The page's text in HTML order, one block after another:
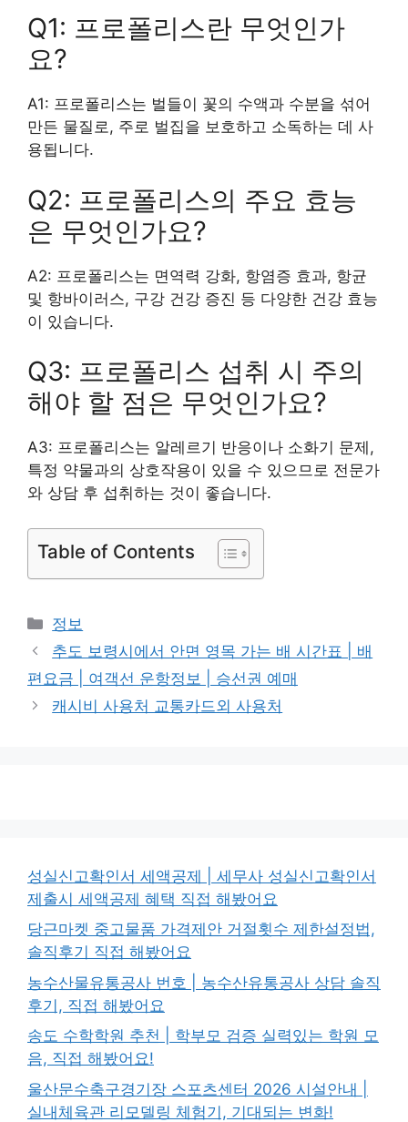
Q1: 프로폴리스란 무엇인가
요?
A1: 프로폴리스는 벌들이 꽃의 수액과 수분을 섞어
만든 물질로, 주로 벌집을 보호하고 소독하는 데 사
용됩니다.
Q2: 프로폴리스의 주요 효능
은 무엇인가요?
A2: 프로폴리스는 면역력 강화, 항염증 효과, 항균
및 항바이러스, 구강 건강 증진 등 다양한 건강 효능
이 있습니다.
Q3: 프로폴리스 섭취 시 주의
해야 할 점은 무엇인가요?
A3: 프로폴리스는 알레르기 반응이나 소화기 문제,
특정 약물과의 상호작용이 있을 수 있으므로 전문가
와 상담 후 섭취하는 것이 좋습니다.
Table of Contents
카
테
고
리
정보
추도 보령시에서 안면 영목 가는 배 시간표 | 배
편요금 | 여객선 운항정보 | 승선권 예매
캐시비 사용처 교통카드외 사용처
성실신고확인서 세액공제 | 세무사 성실신고확인서
제출시 세액공제 혜택 직접 해봤어요
당근마켓 중고물품 가격제안 거절횟수 제한설정법,
솔직후기 직접 해봤어요
농수산물유통공사 번호 | 농수산유통공사 상담 솔직
후기, 직접 해봤어요
송도 수학학원 추천 | 학부모 검증 실력있는 학원 모
음, 직접 해봤어요!
울산문수축구경기장 스포츠센터 2026 시설안내 |
실내체육관 리모델링 체험기, 기대되는 변화!